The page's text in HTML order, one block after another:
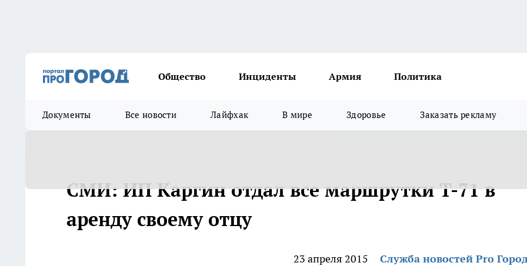
Общество Инциденты Армия Политика
Документы Все новости Лайфхак В мире Здоровье Заказать рекламу
СМИ: ИП Каргин отдал все маршрутки Т-71 в
аренду своему отцу
23 апреля 2015
Служба новостей Pro